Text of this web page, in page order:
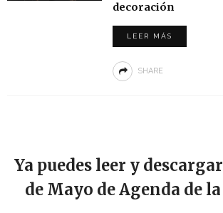
decoración
LEER MÁS
SHARE
Ya puedes leer y
de Mayo de Agenda de